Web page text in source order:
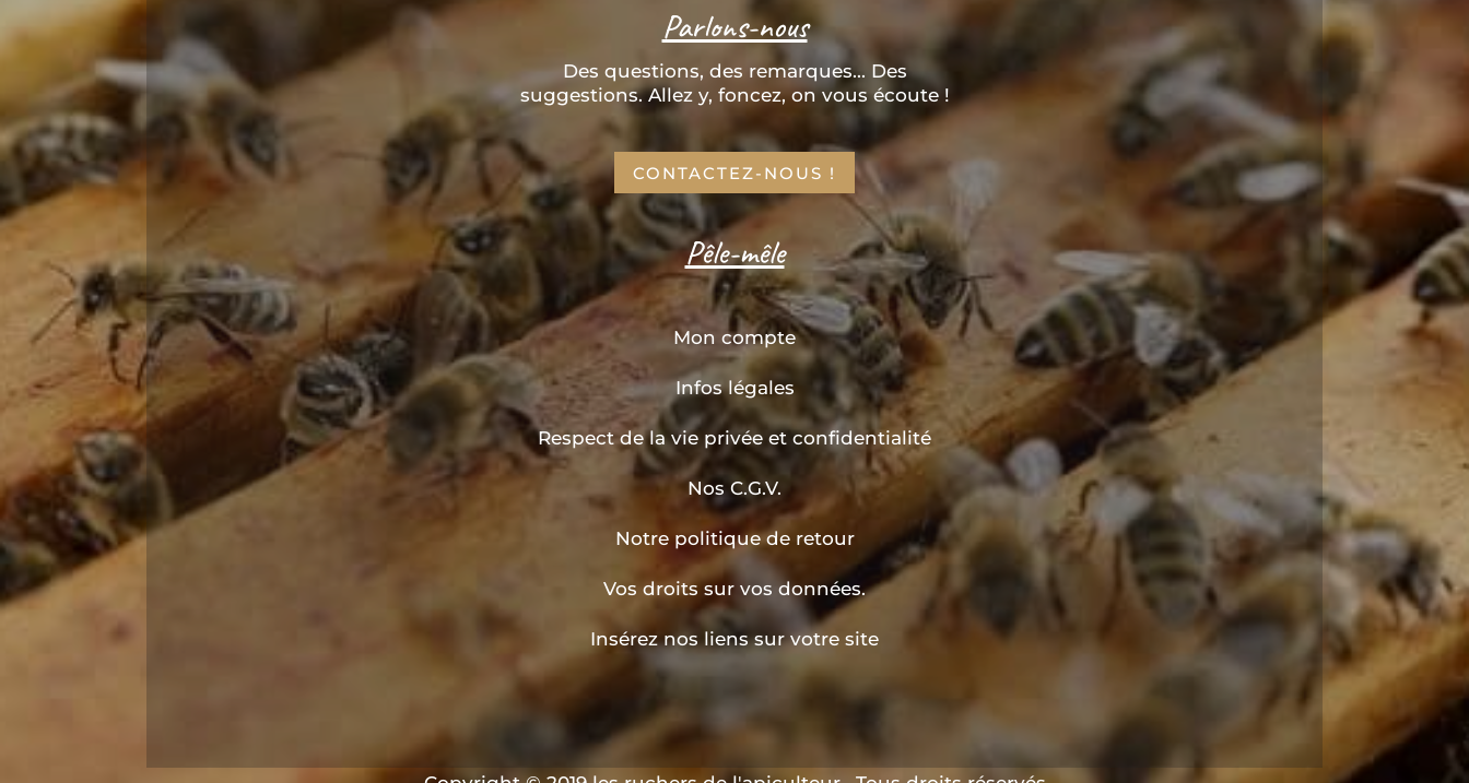
Parlons-nous
Des questions, des remarques... Des
suggestions. Allez y, foncez, on vous écoute !
CONTACTEZ-NOUS !
Pêle-mêle
Mon compte
Infos légales
Respect de la vie privée et confidentialité
Nos C.G.V.
Notre politique de retour
Vos droits sur vos données.
Insérez nos liens sur votre site